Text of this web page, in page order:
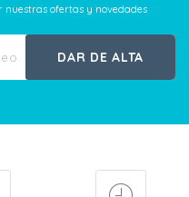
ofertas y novedades
DAR DE ALTA